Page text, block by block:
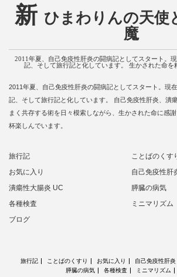
新 ひまわりんの天使
魔
2011年夏、自己免疫性肝炎の闘病記としてスタート。
記、そして旅行記と化しています。 生かされた命を
2011年夏、自己免疫性肝炎の闘病記としてスタート。現
記、そして旅行記と化しています。 自己免疫性肝炎、潰
まく共存する術を日々模索しながら、生かされた命に感
杯楽しんでいます。
旅行記
ことばのくす
お気に入り
自己免疫性肝
潰瘍性大腸炎 UC
膵臓の病気
各種検査
ミニマリズム
ブログ
旅行記 ことばのくすり お気に入り 自己免疫性肝
膵臓の病気
各種検査 ミニマリズム